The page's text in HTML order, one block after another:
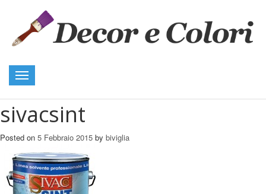
Toggle
navigation
sivacsint
Posted on 5 Febbraio 2015 by biviglia